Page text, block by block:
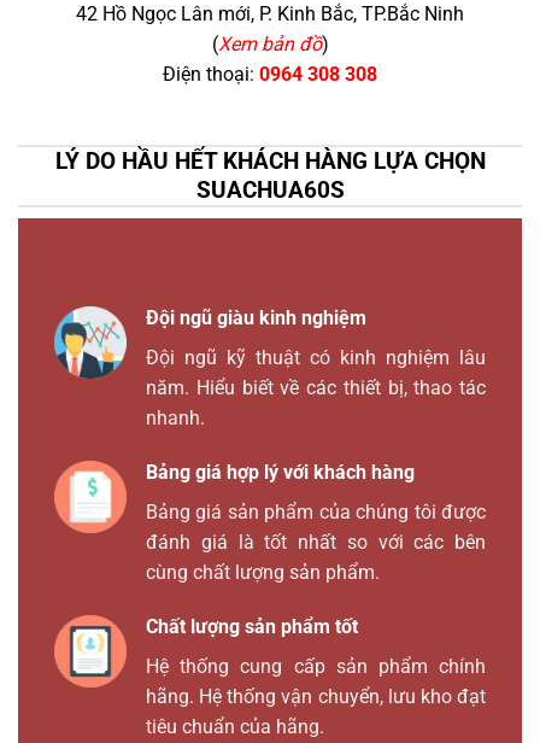
42 Hồ Ngọc Lân mới, P. Kinh Bắc, TP.Bắc Ninh
(Xem bản đồ)
Điện thoại: 0964 308 308
LÝ DO HẦU HẾT KHÁCH HÀNG LỰA CHỌN
SUACHUA60S
Đội ngũ giàu kinh nghiệm
Đội ngũ kỹ thuật có kinh nghiệm lâu
năm. Hiểu biết về các thiết bị, thao tác
nhanh.
Bảng giá hợp lý với khách hàng
Bảng giá sản phẩm của chúng tôi được
đánh giá là tốt nhất so với các bên
cùng chất lượng sản phẩm.
Chất lượng sản phẩm tốt
Hệ thống cung cấp sản phẩm chính
hãng. Hệ thống vận chuyển, lưu kho đạt
tiêu chuẩn của hãng.